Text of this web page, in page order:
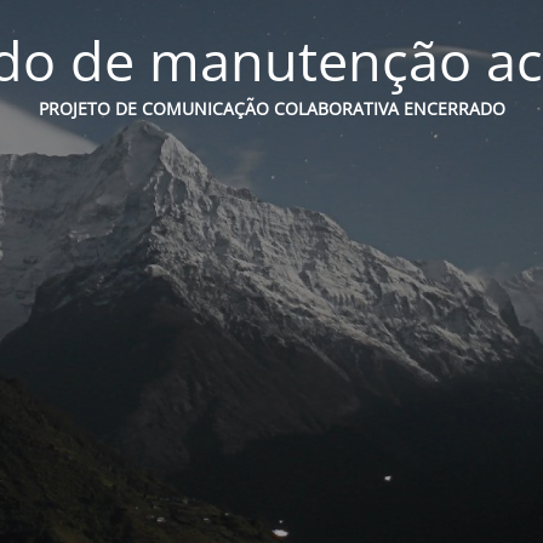
de manutenção
PROJETO DE COMUNICAÇÃO COLABORATIVA ENCERRADO